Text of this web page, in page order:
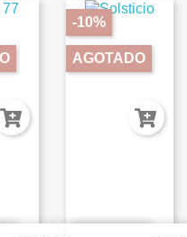
-10%
AGOTADO